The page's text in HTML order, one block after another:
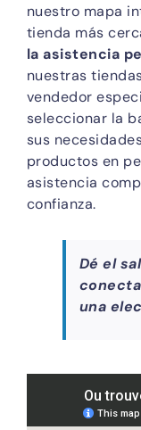
nuestro mapa
tienda más
la asistencia
nuestras
vendedor
seleccionar la
sus
productos en
asistencia
confianza.
Dé el
una